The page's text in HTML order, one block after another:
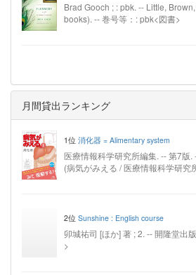
Brad Gooch ; : pbk. -- Little,
books). -- 巻号等：: pbk<図書>
月間貸出ランキング
1位 消化器 = Alimentary system
医療情報科学研究所編集. -- 第7版
(病気がみえる / 医療情報科学研究
2位 Sunshine : English course
卯城祐司 [ほか] 著 ; 2. -- 開隆堂出
>